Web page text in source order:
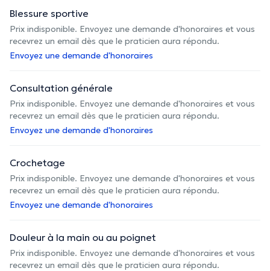
Blessure sportive
Prix indisponible. Envoyez une demande d'honoraires et vous
recevrez un email dès que le praticien aura répondu.
Envoyez une demande d'honoraires
Consultation générale
Prix indisponible. Envoyez une demande d'honoraires et vous
recevrez un email dès que le praticien aura répondu.
Envoyez une demande d'honoraires
Crochetage
Prix indisponible. Envoyez une demande d'honoraires et vous
recevrez un email dès que le praticien aura répondu.
Envoyez une demande d'honoraires
Douleur à la main ou au poignet
Prix indisponible. Envoyez une demande d'honoraires et vous
recevrez un email dès que le praticien aura répondu.